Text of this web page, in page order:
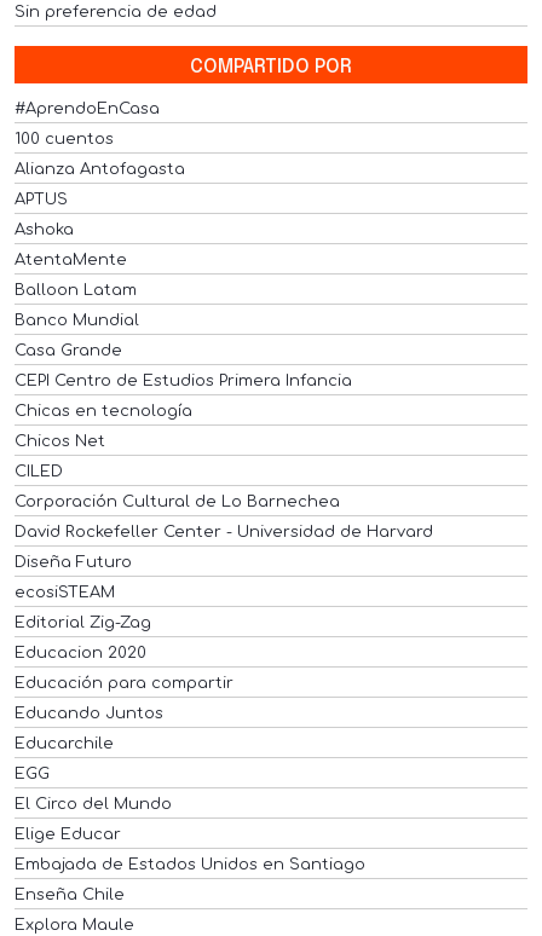
Sin preferencia de edad
COMPARTIDO POR
#AprendoEnCasa
100 cuentos
Alianza Antofagasta
APTUS
Ashoka
AtentaMente
Balloon Latam
Banco Mundial
Casa Grande
CEPI Centro de Estudios Primera Infancia
Chicas en tecnología
Chicos Net
CILED
Corporación Cultural de Lo Barnechea
David Rockefeller Center - Universidad de Harvard
Diseña Futuro
ecosiSTEAM
Editorial Zig-Zag
Educacion 2020
Educación para compartir
Educando Juntos
Educarchile
EGG
El Circo del Mundo
Elige Educar
Embajada de Estados Unidos en Santiago
Enseña Chile
Explora Maule